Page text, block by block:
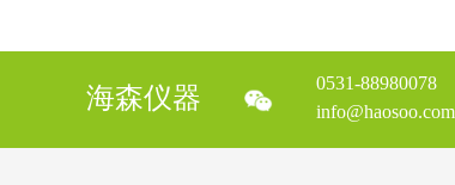
海森仪器
0531-88980078